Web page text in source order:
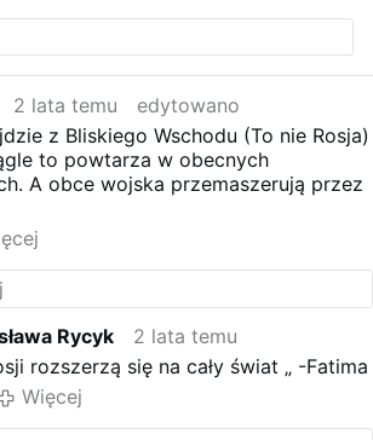
2 lata temu
edytowano
z Bliskiego Wschodu (To nie Rosja)
to powtarza w obecnych
A obce wojska przemaszerują przez
Rycyk
2 lata temu
rozszerzą się na cały świat „ -Fatima
Więcej